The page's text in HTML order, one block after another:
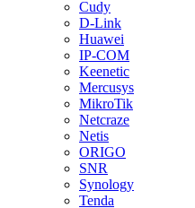
Cudy
D-Link
Huawei
IP-COM
Keenetic
Mercusys
MikroTik
Netcraze
Netis
ORIGO
SNR
Synology
Tenda